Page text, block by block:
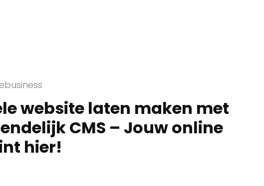
website laten maken met
CMS – Jouw online
hier!